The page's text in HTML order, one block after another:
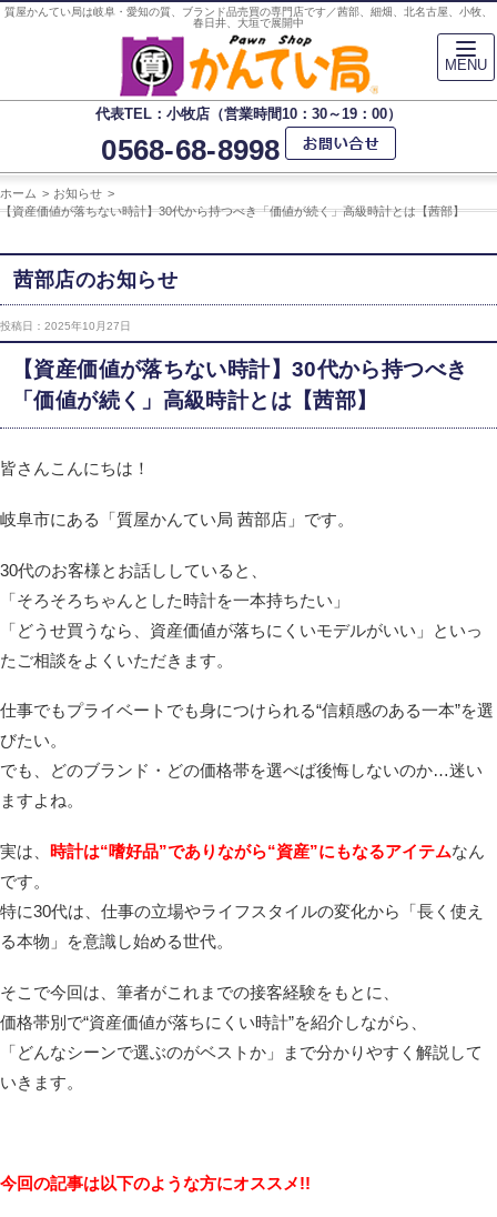
質屋かんてい局は岐阜・愛知の質、ブランド品売買の専門店です／茜部、細畑、北名古屋、小牧、
春日井、大垣で展開中
代表TEL：小牧店（営業時間10：30～19：00）
0568-68-8998
ホーム
お知らせ
【資産価値が落ちない時計】30代から持つべき「価値が続く」高級時計とは【茜部】
茜部店のお知らせ
投稿日：2025年10月27日
【資産価値が落ちない時計】30代から持つべき
「価値が続く」高級時計とは【茜部】
皆さんこんにちは！
岐阜市にある「質屋かんてい局 茜部店」です。
30代のお客様とお話ししていると、
「そろそろちゃんとした時計を一本持ちたい」
「どうせ買うなら、資産価値が落ちにくいモデルがいい」といっ
たご相談をよくいただきます。
仕事でもプライベートでも身につけられる“信頼感のある一本”を選
びたい。
でも、どのブランド・どの価格帯を選べば後悔しないのか…迷い
ますよね。
実は、 時計は“嗜好品”でありながら“資産”にもなるアイテムなん
です。
特に30代は、仕事の立場やライフスタイルの変化から「長く使え
る本物」を意識し始める世代。
そこで今回は、筆者がこれまでの接客経験をもとに、
価格帯別で“資産価値が落ちにくい時計”を紹介しながら、
「どんなシーンで選ぶのがベストか」まで分かりやすく解説して
いきます。
今回の記事は以下のような方にオススメ!!
MENU